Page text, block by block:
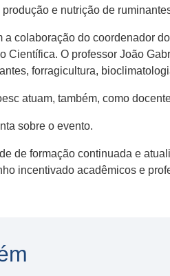
e nutrição de
a colaboração do coordenador
Científica. O professor João
forragicultura,
atuam, também, como
sobre o evento.
de formação continuada e
incentivado acadêmicos e